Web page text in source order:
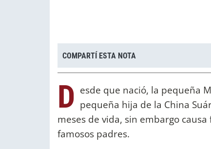
COMPARTÍ ESTA NOTA
D esde que nació, la pequeña
pequeña hija de la China
meses de vida, sin embargo
famosos padres.